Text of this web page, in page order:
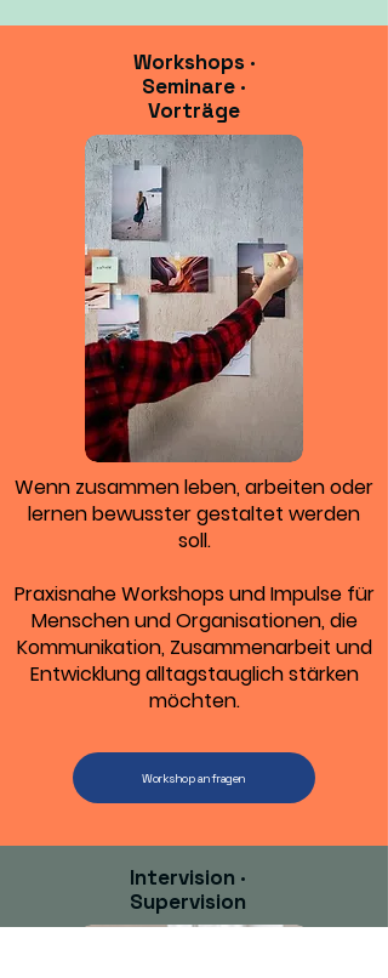
Workshops ·
Seminare ·
Vorträge
Wenn zusammen leben, arbeiten oder
lernen bewusster gestaltet werden
soll.
Praxisnahe Workshops und Impulse für
Menschen und Organisationen, die
Kommunikation, Zusammenarbeit und
Entwicklung alltagstauglich stärken
möchten.
Workshop anfragen
Intervision ·
Supervision